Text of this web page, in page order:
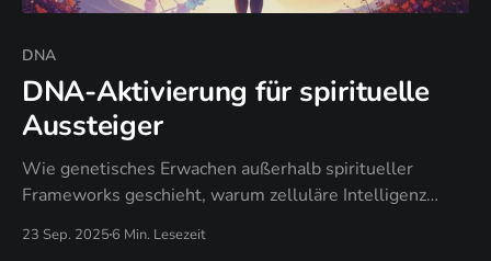
DNA
DNA-Aktivierung für spirituelle
Aussteiger
Wie genetisches Erwachen außerhalb spiritueller
Frameworks geschieht, warum zelluläre Intelligenz
zur ultimativen spirituellen Rebellion wird.
23 Sep. 2025 6 Min. Lesezeit